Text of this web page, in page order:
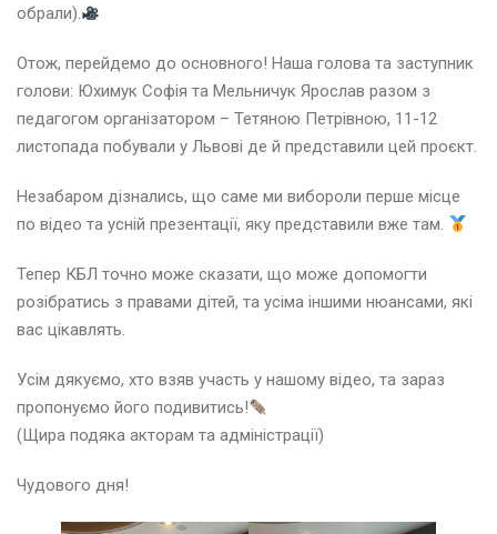
обрали).
Отож, перейдемо до основного! Наша голова та заступник
голови: Юхимук Софія та Мельничук Ярослав разом з
педагогом організатором – Тетяною Петрівною, 11-12
листопада побували у Львові де й представили цей проєкт.
Незабаром дізнались, що саме ми вибороли перше місце
по відео та усній презентації, яку представили вже там.
Тепер КБЛ точно може сказати, що може допомогти
розібратись з правами дітей, та усіма іншими нюансами, які
вас цікавлять.
Усім дякуємо, хто взяв участь у нашому відео, та зараз
пропонуємо його подивитись!
(Щира подяка акторам та адміністрації)
Чудового дня!